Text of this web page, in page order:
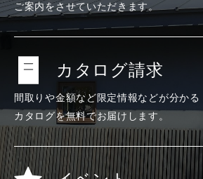
ご案内をさせていただきます。
カタログ請求
間取りや金額など限定情報などが分かる
カタログを無料でお届けします。